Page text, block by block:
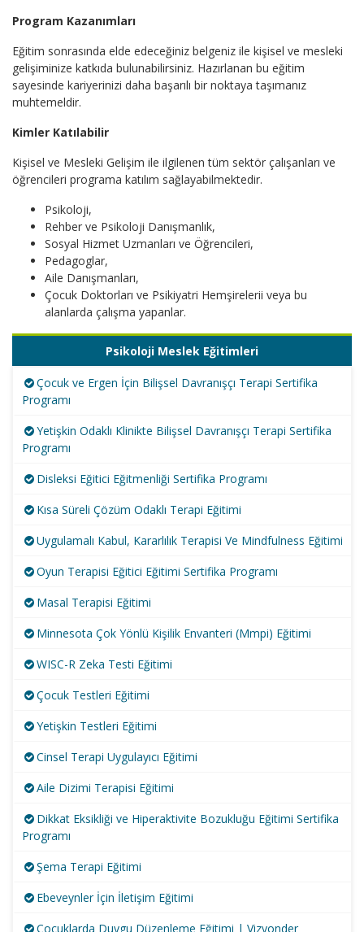
Program Kazanımları
Eğitim sonrasında elde edeceğiniz belgeniz ile kişisel ve mesleki
gelişiminize katkıda bulunabilirsiniz. Hazırlanan bu eğitim
sayesinde kariyerinizi daha başarılı bir noktaya taşımanız
muhtemeldir.
Kimler Katılabilir
Kişisel ve Mesleki Gelişim ile ilgilenen tüm sektör çalışanları ve
öğrencileri programa katılım sağlayabilmektedir.
Psikoloji,
Rehber ve Psikoloji Danışmanlık,
Sosyal Hizmet Uzmanları ve Öğrencileri,
Pedagoglar,
Aile Danışmanları,
Çocuk Doktorları ve Psikiyatri Hemşirelerii veya bu
alanlarda çalışma yapanlar.
Psikoloji Meslek Eğitimleri
Çocuk ve Ergen İçin Bilişsel Davranışçı Terapi Sertifika
Programı
Yetişkin Odaklı Klinikte Bilişsel Davranışçı Terapi Sertifika
Programı
Disleksi Eğitici Eğitmenliği Sertifika Programı
Kısa Süreli Çözüm Odaklı Terapi Eğitimi
Uygulamalı Kabul, Kararlılık Terapisi Ve Mindfulness Eğitimi
Oyun Terapisi Eğitici Eğitimi Sertifika Programı
Masal Terapisi Eğitimi
Minnesota Çok Yönlü Kişilik Envanteri (Mmpi) Eğitimi
WISC-R Zeka Testi Eğitimi
Çocuk Testleri Eğitimi
Yetişkin Testleri Eğitimi
Cinsel Terapi Uygulayıcı Eğitimi
Aile Dizimi Terapisi Eğitimi
Dikkat Eksikliği ve Hiperaktivite Bozukluğu Eğitimi Sertifika
Programı
Şema Terapi Eğitimi
Ebeveynler İçin İletişim Eğitimi
Çocuklarda Duygu Düzenleme Eğitimi | Vizyonder